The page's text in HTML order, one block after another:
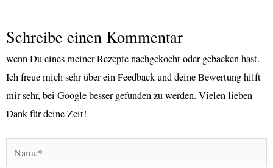
Schreibe einen Kommentar
wenn Du eines meiner Rezepte nachgekocht oder gebacken hast.
Ich freue mich sehr über ein Feedback und deine Bewertung hilft
mir sehr, bei Google besser gefunden zu werden. Vielen lieben
Dank für deine Zeit!
Name*